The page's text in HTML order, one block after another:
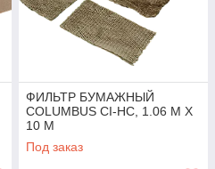
ФИЛЬТР БУМАЖНЫЙ
COLUMBUS CI-HC, 1.06 М X
10 М
Под заказ